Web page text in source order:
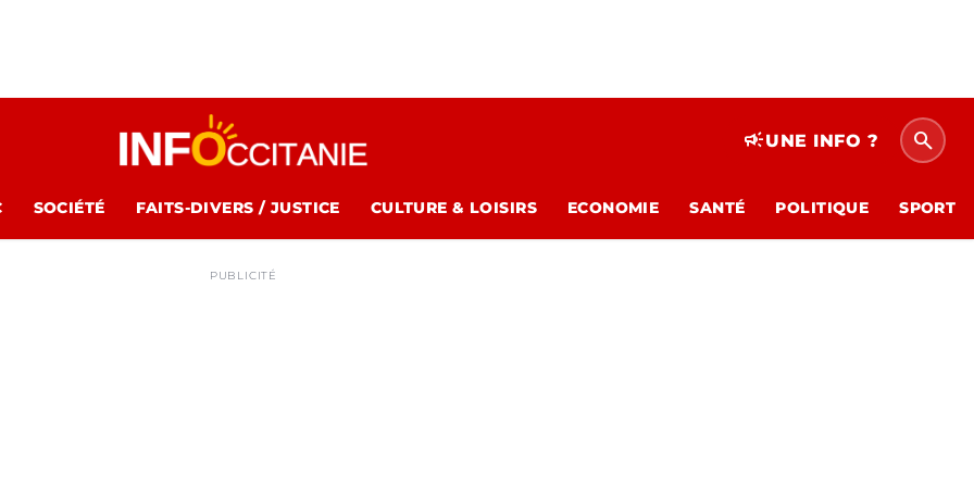
campaignUNE INFO ? search
SOCIÉTÉ FAITS-DIVERS / JUSTICE CULTURE & LOISIRS ECONOMIE SANTÉ POLITIQUE SPORT
PUBLICITÉ